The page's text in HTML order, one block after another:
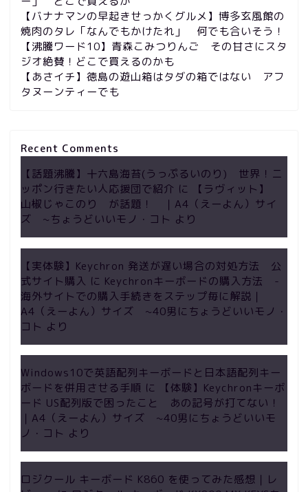
【バナナマンの早起きせっかくグルメ】博多玄風館の
焼肉のタレ「なんでもかけたれ」 何でも合いそう！
【沸騰ワード10】青森こみつりんご その甘さにスタ
ジオ絶賛！どこで買えるのかも
【あさイチ】徳島の遊山箱はタダの箱ではない アフ
タヌーンティーでも
Recent Comments
【話題沸騰】十六島海苔(うっぷるいのり) 世界！ニ
ッポン行きたい人応援団で紹介 に
【ラヴィット】
山椒じゃこのり が話題！ ｜A4（えーよん）サイ
ズ ~ちょうどいいモノ・コト より
【実体験】Keychron 発送が遅い場合の対処方法 公
式サイト購入 に Keychronキーボードの購入方法 -
海外サイトでの購入手続きをステップ毎に解説｜
A4（えーよん）サイズ ~40男にちょうどいいモノ・
コト より
Windows10で英語配列キーボードと日本語配列キー
ボードを併用させる手順 に
【体験】Keychronキーボ
ード US配列版で困ったこと あの記号が打てない！
｜A4（えーよん）サイズ ~40男にちょうどいいモ
ノ・コト より
ロジクール キーボード K860 を使ってみた感想｜レ
グッズ